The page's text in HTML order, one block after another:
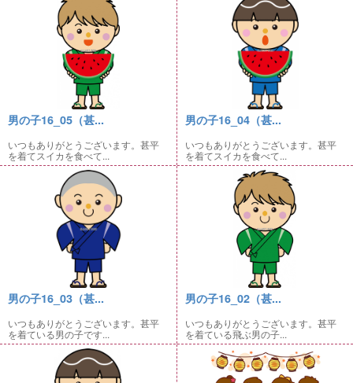
男の子16_05（甚...
いつもありがとうございます。甚平
を着てスイカを食べて...
男の子16_04（甚...
いつもありがとうございます。甚平
を着てスイカを食べて...
男の子16_03（甚...
いつもありがとうございます。甚平
を着ている男の子です...
男の子16_02（甚...
いつもありがとうございます。甚平
を着ている飛ぶ男の子...